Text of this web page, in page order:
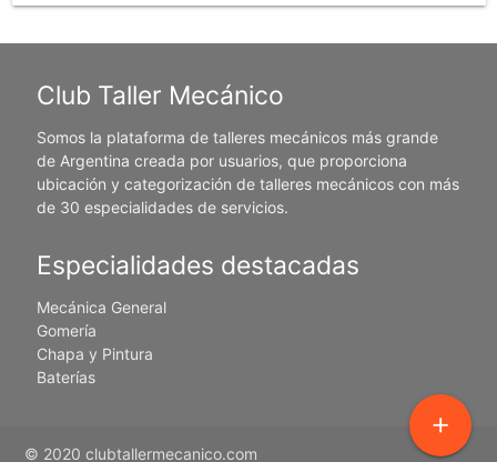
Club Taller Mecánico
Somos la plataforma de talleres mecánicos más grande
de Argentina creada por usuarios, que proporciona
ubicación y categorización de talleres mecánicos con más
de 30 especialidades de servicios.
Especialidades destacadas
Mecánica General
Gomería
Chapa y Pintura
Baterías
© 2020 clubtallermecanico.com
add